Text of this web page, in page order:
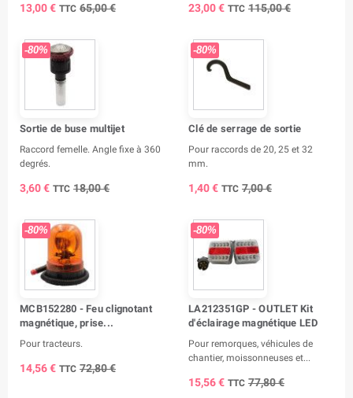
13,00 € TTC 65,00 € 23,00 € TTC 115,00 €
-80%
Sortie de buse multijet
Raccord femelle. Angle fixe à 360
degrés.
3,60 € TTC 18,00 €
-80%
Clé de serrage de sortie
Pour raccords de 20, 25 et 32
mm.
1,40 € TTC 7,00 €
-80%
MCB152280 - Feu clignotant
magnétique, prise...
Pour tracteurs.
14,56 € TTC 72,80 €
-80%
LA212351GP - OUTLET Kit
d'éclairage magnétique LED
Pour remorques, véhicules de
chantier, moissonneuses et...
15,56 € TTC 77,80 €